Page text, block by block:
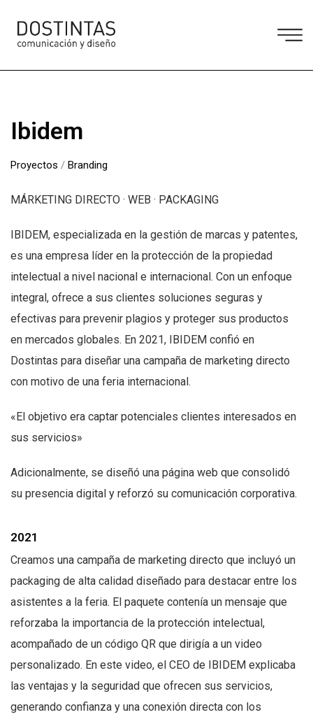
Ibidem
Proyectos / Branding
MÁRKETING DIRECTO · WEB · PACKAGING
IBIDEM, especializada en la gestión de marcas y patentes,
es una empresa líder en la protección de la propiedad
intelectual a nivel nacional e internacional. Con un enfoque
integral, ofrece a sus clientes soluciones seguras y
efectivas para prevenir plagios y proteger sus productos
en mercados globales. En 2021, IBIDEM confió en
Dostintas para diseñar una campaña de marketing directo
con motivo de una feria internacional.
«El objetivo era captar potenciales clientes interesados en
sus servicios»
Adicionalmente, se diseñó una página web que consolidó
su presencia digital y reforzó su comunicación corporativa.
2021
Creamos una campaña de marketing directo que incluyó un
packaging de alta calidad diseñado para destacar entre los
asistentes a la feria. El paquete contenía un mensaje que
reforzaba la importancia de la protección intelectual,
acompañado de un código QR que dirigía a un video
personalizado. En este video, el CEO de IBIDEM explicaba
las ventajas y la seguridad que ofrecen sus servicios,
generando confianza y una conexión directa con los